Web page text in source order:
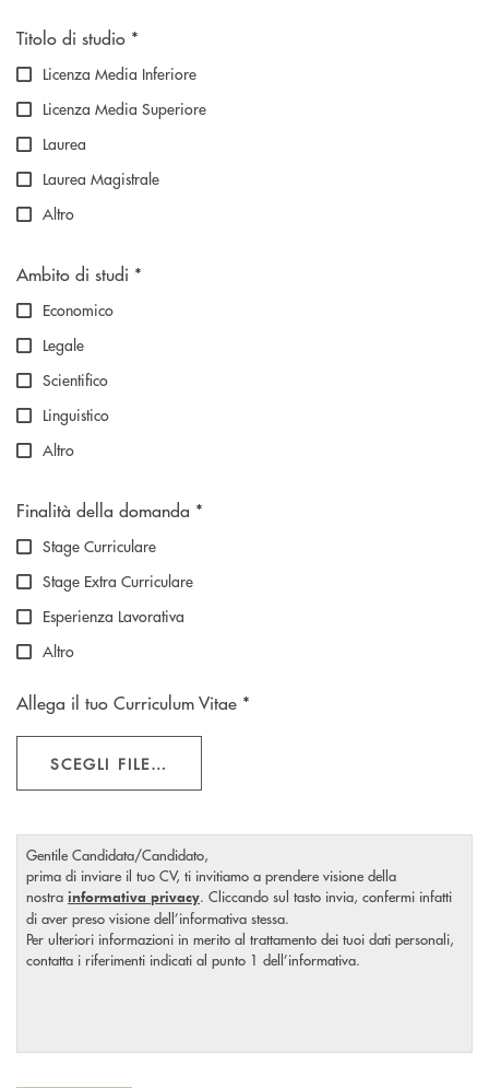
Scegliere un'opzione
Titolo di studio *
Licenza Media Inferiore
Licenza Media Superiore
Laurea
Laurea Magistrale
Altro
Scegliere un'opzione
Ambito di studi *
Economico
Legale
Scientifico
Linguistico
Altro
Scegliere un'opzione
Finalità della domanda *
Stage Curriculare
Stage Extra Curriculare
Esperienza Lavorativa
Altro
Allega il tuo Curriculum Vitae *
SCEGLI FILE…
Gentile Candidata/Candidato,
prima di inviare il tuo CV, ti invitiamo a prendere visione della
nostra informativa privacy. Cliccando sul tasto invia, confermi infatti
di aver preso visione dell’informativa stessa.
Per ulteriori informazioni in merito al trattamento dei tuoi dati personali,
contatta i riferimenti indicati al punto 1 dell’informativa.